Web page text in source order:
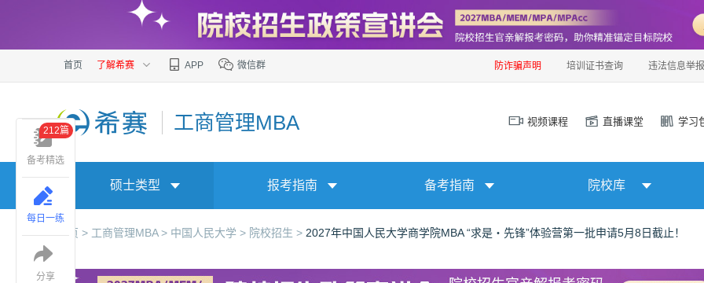
首页 了解希赛 APP 微信群 防诈骗声明 培训证书查询 违法信息举报
工商管理MBA 视频课程 直播课堂 学习
硕士类型 报考指南 备考指南 院校库
首页 > 工商管理MBA > 中国人民大学 > 院校招生 > 2027年中国人民大学商学院MBA “求是‧先锋”体验营第一批申请5月8日截止！
备考精选
212篇
每日一练
分享